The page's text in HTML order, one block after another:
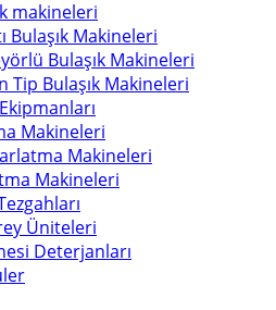
makineleri
Bulaşık Makineleri
Bulaşık Makineleri
Tip Bulaşık Makineleri
Makineleri
Makineleri
Makineleri
Üniteleri
Deterjanları